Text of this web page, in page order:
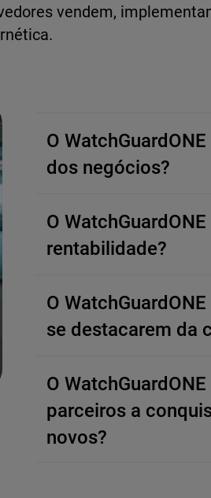
vendem,
O
dos negócios?
O
rentabilidade?
O
se destacarem da
O
parceiros a
novos?